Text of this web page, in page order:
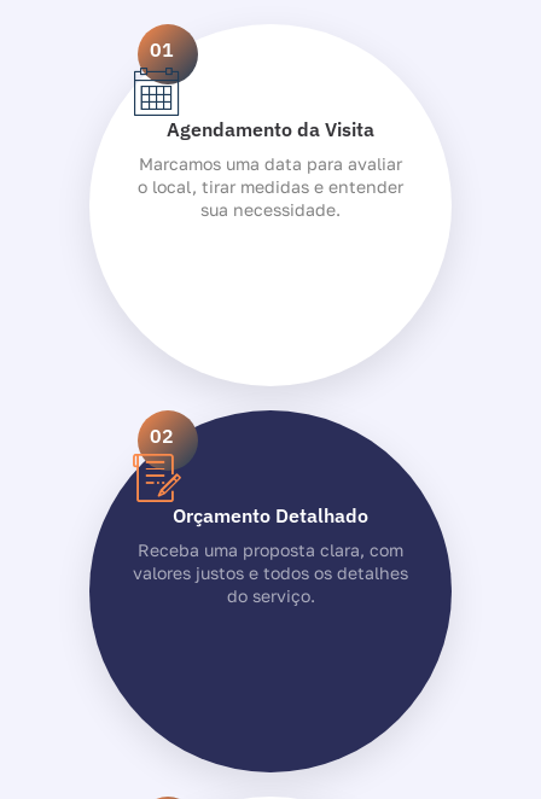
01
Agendamento da Visita
Marcamos uma data para avaliar
o local, tirar medidas e entender
sua necessidade.
02
Orçamento Detalhado
Receba uma proposta clara, com
valores justos e todos os detalhes
do serviço.